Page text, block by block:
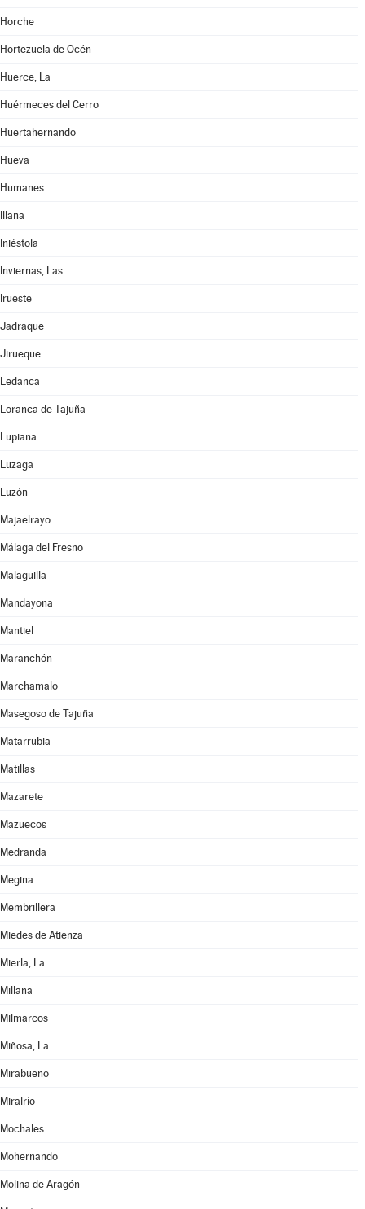
Horche
Hortezuela de Océn
Huerce, La
Huérmeces del Cerro
Huertahernando
Hueva
Humanes
Illana
Iniéstola
Inviernas, Las
Irueste
Jadraque
Jirueque
Ledanca
Loranca de Tajuña
Lupiana
Luzaga
Luzón
Majaelrayo
Málaga del Fresno
Malaguilla
Mandayona
Mantiel
Maranchón
Marchamalo
Masegoso de Tajuña
Matarrubia
Matillas
Mazarete
Mazuecos
Medranda
Megina
Membrillera
Miedes de Atienza
Mierla, La
Millana
Milmarcos
Miñosa, La
Mirabueno
Miralrío
Mochales
Mohernando
Molina de Aragón